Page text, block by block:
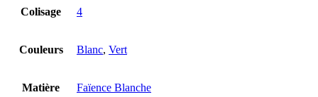
Colisage 4
Couleurs Blanc, Vert
Matière Faïence Blanche